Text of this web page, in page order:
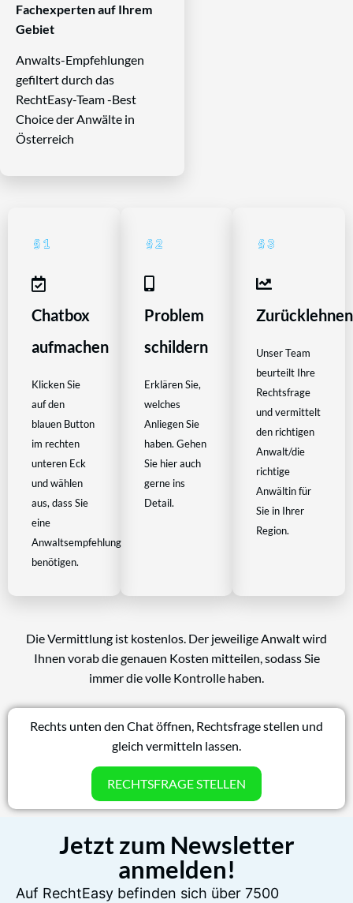
Fachexperten auf Ihrem
Gebiet
Anwalts-Empfehlungen
gefiltert durch das
RechtEasy-Team -Best
Choice der Anwälte in
Österreich
Chatbox
aufmachen
Klicken Sie
auf den
blauen Button
im rechten
unteren Eck
und wählen
aus, dass Sie
eine
Anwaltsempfehlung
benötigen.
Problem
schildern
Erklären Sie,
welches
Anliegen Sie
haben. Gehen
Sie hier auch
gerne ins
Detail.
Zurücklehnen
Unser Team
beurteilt Ihre
Rechtsfrage
und vermittelt
den richtigen
Anwalt/die
richtige
Anwältin für
Sie in Ihrer
Region.
Die Vermittlung ist kostenlos. Der jeweilige Anwalt wird
Ihnen vorab die genauen Kosten mitteilen, sodass Sie
immer die volle Kontrolle haben.
Rechts unten den Chat öffnen, Rechtsfrage stellen und
gleich vermitteln lassen.
RECHTSFRAGE STELLEN
Jetzt zum Newsletter
anmelden!
Auf RechtEasy befinden sich über 7500